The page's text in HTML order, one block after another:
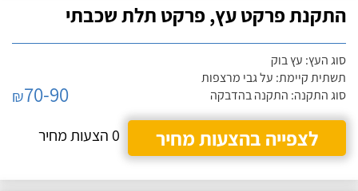
התקנת פרקט עץ, פרקט תלת שכבתי
סוג העץ: עץ בוק
תשתית קיימת: על גבי מרצפות
סוג התקנה: התקנה בהדבקה
₪70-90
לצפייה בהצעות מחיר
0 הצעות מחיר